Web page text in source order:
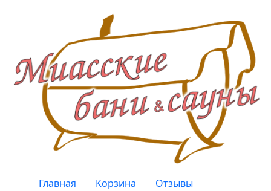
Верхнее меню
Главная Корзина
Отзывы